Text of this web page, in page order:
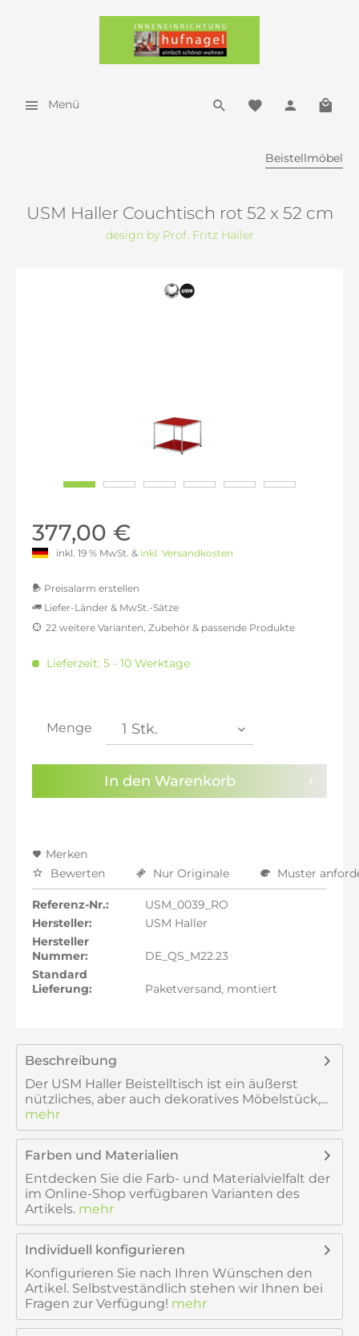
Menü
Beistellmöbel
USM Haller Couchtisch rot 52 x 52 cm
design by Prof. Fritz Haller
377,00 €
inkl. 19 % MwSt. & inkl. Versandkosten
Preisalarm erstellen
Sie haben dieDatenschutzbestimmungenzur
Kenntnis genommen.
Liefer-Länder & MwSt.-Sätze
inkl. 16% MwSt.: 367,50 €
inkl. 20% MwSt.: 380,17 €
inkl. 21% MwSt.: 383,34 €
inkl. 22% MwSt.: 386,50 €
22 weitere Varianten, Zubehör & passende Produkte
Lieferzeit: 5 - 10 Werktage
Menge
In den Warenkorb
Merken
Bewerten
Nur Originale Muster
Referenz-Nr.:
USM_0039_RO
Hersteller:
USM Haller
Hersteller
Nummer:
DE_QS_M22.23
Standard
Lieferung:
Paketversand, montiert
Beschreibung
Der USM Haller Beistelltisch ist ein äußerst
nützliches, aber auch dekoratives Möbelstück,...
mehr
Farben und Materialien
Entdecken Sie die Farb- und Materialvielfalt der
im Online-Shop verfügbaren Varianten des
Artikels. mehr
Individuell konfigurieren
Konfigurieren Sie nach Ihren Wünschen den
Artikel. Selbstveständlich stehen wir Ihnen bei
Fragen zur Verfügung! mehr